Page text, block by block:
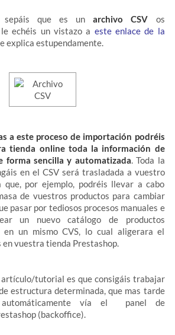
sepáis que es unarchivo CSV os
le echéis un vistazo a este enlace de la
explica estupendamente.
a este proceso de importación podréis
tienda online toda la información de
forma sencilla y automatizada. Toda la
en el CSV será trasladada a vuestro
que, por ejemplo, podréis llevar a cabo
de vuestros productos para cambiar
pasar por tediosos procesos manuales e
un nuevo catálogo de productos
en un mismo CVS, lo cual aligerara el
en vuestra tienda Prestashop.
tutorial es que consigáis trabajar
estructura determinada, que mas tarde
automáticamente vía el panel de
(backoffice).